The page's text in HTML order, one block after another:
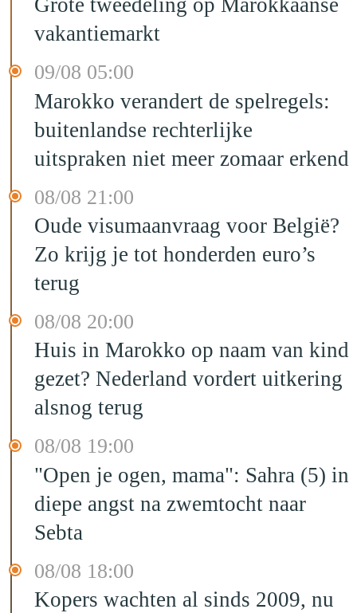
Grote tweedeling op Marokkaanse
vakantiemarkt
09/08 05:00
Marokko verandert de spelregels:
buitenlandse rechterlijke
uitspraken niet meer zomaar erkend
08/08 21:00
Oude visumaanvraag voor België?
Zo krijg je tot honderden euro’s
terug
08/08 20:00
Huis in Marokko op naam van kind
gezet? Nederland vordert uitkering
alsnog terug
08/08 19:00
"Open je ogen, mama": Sahra (5) in
diepe angst na zwemtocht naar
Sebta
08/08 18:00
Kopers wachten al sinds 2009, nu